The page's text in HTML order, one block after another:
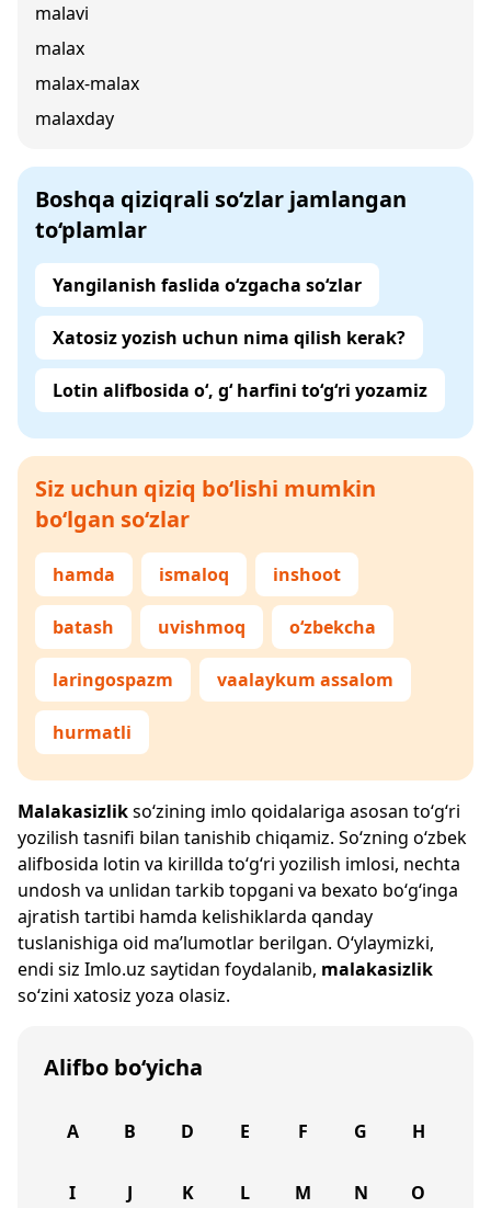
malavi
malax
malax-malax
malaxday
Boshqa qiziqrali so‘zlar jamlangan
to‘plamlar
Yangilanish faslida o‘zgacha so‘zlar
Xatosiz yozish uchun nima qilish kerak?
Lotin alifbosida o‘, g‘ harfini to‘g‘ri yozamiz
Siz uchun qiziq bo‘lishi mumkin
bo‘lgan so‘zlar
hamda ismaloq inshoot
batash uvishmoq o‘zbekcha
laringospazm vaalaykum assalom
hurmatli
Malakasizlikso‘zining imlo qoidalariga asosan to‘g‘ri
yozilish tasnifi bilan tanishib chiqamiz. So‘zning o‘zbek
alifbosida lotin va kirillda to‘g‘ri yozilish imlosi, nechta
undosh va unlidan tarkib topgani va bexato bo‘g‘inga
ajratish tartibi hamda kelishiklarda qanday
tuslanishiga oid ma’lumotlar berilgan. O‘ylaymizki,
endi siz Imlo.uz saytidan foydalanib, malakasizlik
so‘zini xatosiz yoza olasiz.
Alifbo bo‘yicha
A B D E F G H
I J K L M N O